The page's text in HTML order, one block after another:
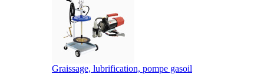
Graissage, lubrification, pompe gasoil